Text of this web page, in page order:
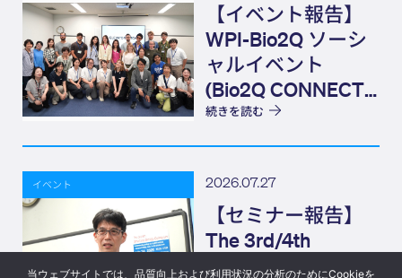
【イベント報告】
WPI-Bio2Q ソーシ
ャルイベント
(Bio2Q CONNECT)
Elevator Pitch
続きを読む
イベント 2026.07.27
【セミナー報告】
The 3rd/4th
Structural Biology
当ウェブサイトでは、品質向上および利用状況の分析のためにCookieを